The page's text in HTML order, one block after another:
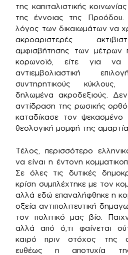
της καπιταλιστικής
της έννοιας της
λόγος των δικαιωμάτων να
ακροαριστερές
αμφισβήτησης των μέτρων
κορωνοϊό, είτε για να
αντιεμβολιαστική
συντηρητικούς κύκλους,
δηλωμένα ακροδεξιούς. Δεν
αντίδραση της ρωσικής
καταδίκασε τον ψεκασμένο
θεολογική μομφή της
Τέλος, περισσότερο
να είναι η έντονη
Σε όλες τις δυτικές
κρίση συμπλέχτηκε με τον
αλλά εδώ επαναλήφθηκε η
οξεία αντιπολιτευτική
τον πολιτικό μας βίο.
αλλά από ό,τι φαίνεται
καιρό πριν στόχος της
ευθέως η αποτυχία